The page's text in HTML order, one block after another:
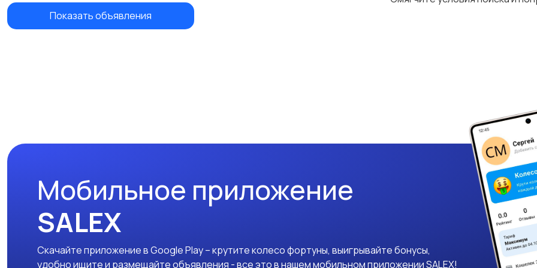
Показать объявления
Мобильное приложение
SALEX
Скачайте приложение в Google Play – крутите колесо фортуны, выигрывайте бонусы,
удобно ищите и размещайте объявления - все это в нашем мобильном приложении SALEX!